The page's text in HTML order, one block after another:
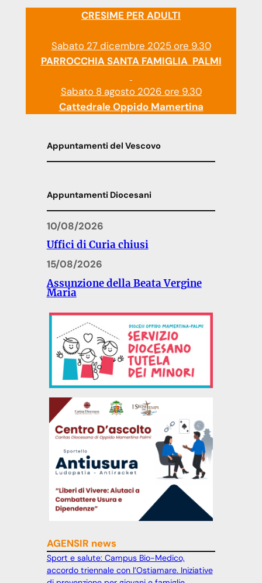
CRESIME PER ADULTI
Sabato 27 dicembre 2025 ore 9.30
PARROCCHIA SANTA FAMIGLIA PALMI
Sabato 8 agosto 2026 ore 9.30
Cattedrale Oppido Mamertina
Appuntamenti del Vescovo
Appuntamenti Diocesani
10/08/2026
Uffici di Curia chiusi
15/08/2026
Assunzione della Beata Vergine
Maria
AGENSIR news
Sport e salute: Campus Bio-Medico,
accordo triennale con l’Ostiamare. Iniziative